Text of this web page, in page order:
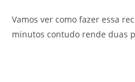
Vamos ver como fazer essa
minutos contudo rende duas